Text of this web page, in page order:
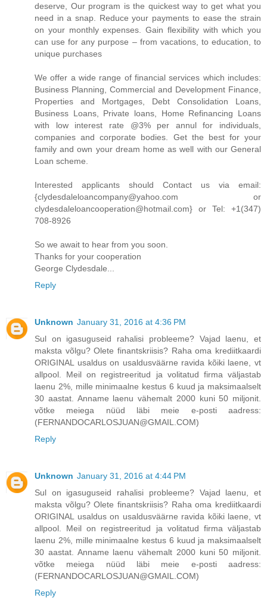
deserve, Our program is the quickest way to get what you
need in a snap. Reduce your payments to ease the strain
on your monthly expenses. Gain flexibility with which you
can use for any purpose – from vacations, to education, to
unique purchases
We offer a wide range of financial services which includes:
Business Planning, Commercial and Development Finance,
Properties and Mortgages, Debt Consolidation Loans,
Business Loans, Private loans, Home Refinancing Loans
with low interest rate @3% per annul for individuals,
companies and corporate bodies. Get the best for your
family and own your dream home as well with our General
Loan scheme.
Interested applicants should Contact us via email:
{clydesdaleloancompany@yahoo.com or
clydesdaleloancooperation@hotmail.com} or Tel: +1(347)
708-8926
So we await to hear from you soon.
Thanks for your cooperation
George Clydesdale...
Reply
Unknown January 31, 2016 at 4:36 PM
Sul on igasuguseid rahalisi probleeme? Vajad laenu, et
maksta võlgu? Olete finantskriisis? Raha oma krediitkaardi
ORIGINAL usaldus on usaldusväärne ravida kõiki laene, vt
allpool. Meil on registreeritud ja volitatud firma väljastab
laenu 2%, mille minimaalne kestus 6 kuud ja maksimaalselt
30 aastat. Anname laenu vähemalt 2000 kuni 50 miljonit.
võtke meiega nüüd läbi meie e-posti aadress:
(FERNANDOCARLOSJUAN@GMAIL.COM)
Reply
Unknown January 31, 2016 at 4:44 PM
Sul on igasuguseid rahalisi probleeme? Vajad laenu, et
maksta võlgu? Olete finantskriisis? Raha oma krediitkaardi
ORIGINAL usaldus on usaldusväärne ravida kõiki laene, vt
allpool. Meil on registreeritud ja volitatud firma väljastab
laenu 2%, mille minimaalne kestus 6 kuud ja maksimaalselt
30 aastat. Anname laenu vähemalt 2000 kuni 50 miljonit.
võtke meiega nüüd läbi meie e-posti aadress:
(FERNANDOCARLOSJUAN@GMAIL.COM)
Reply